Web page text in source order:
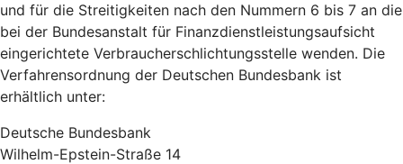
und für die Streitigkeiten nach den Nummern 6 bis 7 an die
bei der Bundesanstalt für Finanzdienstleistungsaufsicht
eingerichtete Verbraucherschlichtungsstelle wenden. Die
Verfahrensordnung der Deutschen Bundesbank ist
erhältlich unter:
Deutsche Bundesbank
Wilhelm-Epstein-Straße 14